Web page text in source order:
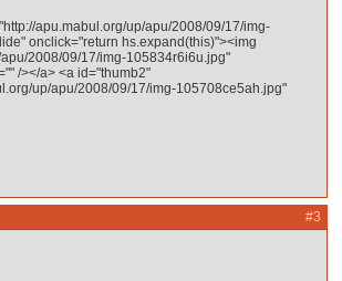
apu.mabul.org/up/apu/2008/09/17/img-
onclick="return hs.expand(this)"><img
2008/09/17/img-105834r6i6u.jpg"
/></a> <a id="thumb2"
up/apu/2008/09/17/img-105708ce5ah.jpg"
#3